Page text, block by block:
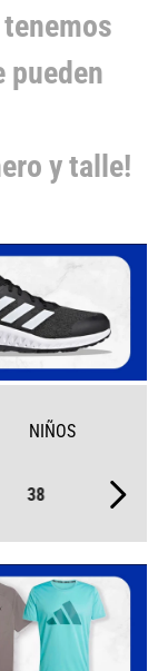
pueden
y talle!
NIÑOS
38